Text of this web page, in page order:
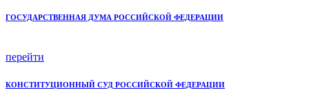
ГОСУДАРСТВЕННАЯ ДУМА РОССИЙСКОЙ ФЕДЕРАЦИИ
перейти
КОНСТИТУЦИОННЫЙ СУД РОССИЙСКОЙ ФЕДЕРАЦИИ